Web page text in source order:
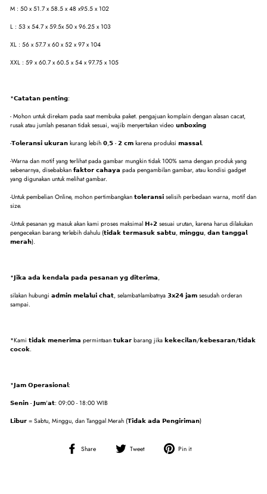
M : 50 x 51.7 x 58.5 x 48 x95.5 x 102
L : 53 x 54.7 x 59.5x 50 x 96.25 x 103
XL : 56 x 57.7 x 60 x 52 x 97 x 104
XXL : 59 x 60.7 x 60.5 x 54 x 97.75 x 105
*𝗖𝗮𝘁𝗮𝘁𝗮𝗻 𝗽𝗲𝗻𝘁𝗶𝗻𝗴:
- Mohon untuk direkam pada saat membuka paket. pengajuan komplain dengan alasan cacat,
rusak atau jumlah pesanan tidak sesuai, wajib menyertakan video 𝘂𝗻𝗯𝗼𝘅𝗶𝗻𝗴
-𝗧𝗼𝗹𝗲𝗿𝗮𝗻𝘀𝗶 𝘂𝗸𝘂𝗿𝗮𝗻 kurang lebih 𝟬,𝟱 - 𝟮 𝗰𝗺 karena produksi 𝗺𝗮𝘀𝘀𝗮𝗹.
-Warna dan motif yang terlihat pada gambar mungkin tidak 100% sama dengan produk yang
sebenarnya, disebabkan 𝗳𝗮𝗸𝘁𝗼𝗿 𝗰𝗮𝗵𝗮𝘆𝗮 pada pengambilan gambar, atau kondisi gadget
yang digunakan untuk melihat gambar.
-Untuk pembelian Online, mohon pertimbangkan 𝘁𝗼𝗹𝗲𝗿𝗮𝗻𝘀𝗶 selisih perbedaan warna, motif dan
size.
-Untuk pesanan yg masuk akan kami proses maksimal 𝗛+𝟮 sesuai urutan, karena harus dilakukan
pengecekan barang terlebih dahulu (𝘁𝗶𝗱𝗮𝗸 𝘁𝗲𝗿𝗺𝗮𝘀𝘂𝗸 𝘀𝗮𝗯𝘁𝘂, 𝗺𝗶𝗻𝗴𝗴𝘂, 𝗱𝗮𝗻 𝘁𝗮𝗻𝗴𝗴𝗮𝗹
𝗺𝗲𝗿𝗮𝗵).
*𝗝𝗶𝗸𝗮 𝗮𝗱𝗮 𝗸𝗲𝗻𝗱𝗮𝗹𝗮 𝗽𝗮𝗱𝗮 𝗽𝗲𝘀𝗮𝗻𝗮𝗻 𝘆𝗴 𝗱𝗶𝘁𝗲𝗿𝗶𝗺𝗮,
silakan hubungi 𝗮𝗱𝗺𝗶𝗻 𝗺𝗲𝗹𝗮𝗹𝘂𝗶 𝗰𝗵𝗮𝘁, selambat-lambatnya 𝟯𝘅𝟮𝟰 𝗷𝗮𝗺 sesudah orderan
sampai.
*Kami 𝘁𝗶𝗱𝗮𝗸 𝗺𝗲𝗻𝗲𝗿𝗶𝗺𝗮 permintaan 𝘁𝘂𝗸𝗮𝗿 barang jika 𝗸𝗲𝗸𝗲𝗰𝗶𝗹𝗮𝗻/𝗸𝗲𝗯𝗲𝘀𝗮𝗿𝗮𝗻/𝘁𝗶𝗱𝗮𝗸
𝗰𝗼𝗰𝗼𝗸.
*𝗝𝗮𝗺 𝗢𝗽𝗲𝗿𝗮𝘀𝗶𝗼𝗻𝗮𝗹:
𝗦𝗲𝗻𝗶𝗻 - 𝗝𝘂𝗺'𝗮𝘁: 09:00 - 18:00 WIB
𝗟𝗶𝗯𝘂𝗿 = Sabtu, Minggu, dan Tanggal Merah (𝗧𝗶𝗱𝗮𝗸 𝗮𝗱𝗮 𝗣𝗲𝗻𝗴𝗶𝗿𝗶𝗺𝗮𝗻)
Share
Share
Tweet
Tweet
Pin it